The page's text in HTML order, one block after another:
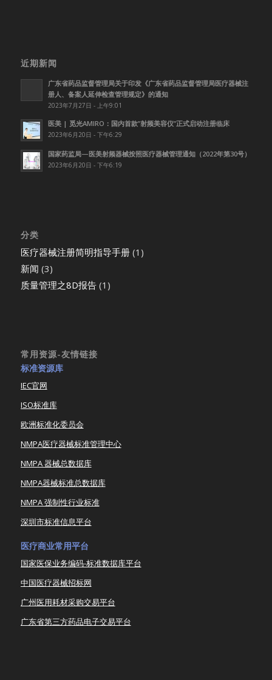
近期新闻
广东省药品监督管理局关于印发《广东省药品监督管理局医疗器械注
册人、备案人延伸检查管理规定》的通知
2023年7月27日 - 上午9:01
医美 | 觅光AMIRO：国内首款”射频美容仪”正式启动注册临床
2023年6月20日 - 下午6:29
国家药监局—医美射频器械按照医疗器械管理通知（2022年第30号）
2023年6月20日 - 下午6:19
分类
医疗器械注册简明指导手册(1)
新闻 (3)
质量管理之8D报告(1)
常用资源-友情链接
标准资源库
IEC官网
ISO标准库
欧洲标准化委员会
NMPA医疗器械标准管理中心
NMPA 器械总数据库
NMPA器械标准总数据库
NMPA 强制性行业标准
深圳市标准信息平台
医疗商业常用平台
国家医保业务编码-标准数据库平台
中国医疗器械招标网
广州医用耗材采购交易平台
广东省第三方药品电子交易平台